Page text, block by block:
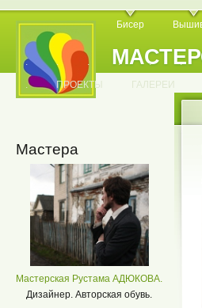
Бисер
. . . . . .
. ПРОЕКТЫ ГАЛЕРЕИ
Мастера
Мастерская Рустама АДЮКОВА.
Дизайнер. Авторская обувь.